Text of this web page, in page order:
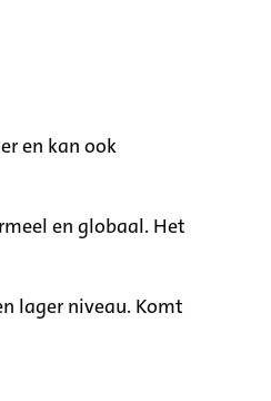
en kan ook
en globaal. Het
lager niveau. Komt